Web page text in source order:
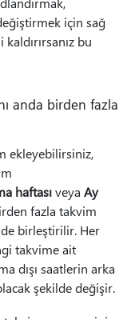
için sağ
bu
anda birden fazla
ekleyebilirsiniz,
haftasıveya Ay
fazla takvim
birleştirilir. Her
takvime ait
dışı saatlerin arka
şekilde değişir.